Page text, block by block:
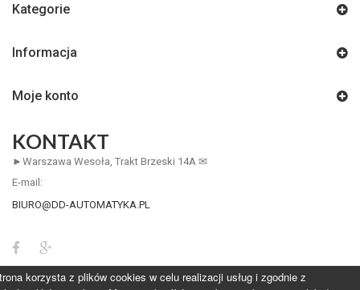
Kategorie
Informacja
Moje konto
KONTAKT
►Warszawa Wesoła, Trakt Brzeski 14A ✉
E-mail:
BIURO@DD-AUTOMATYKA.PL
korzysta z plików cookies w celu realizacji usług i zgodnie z